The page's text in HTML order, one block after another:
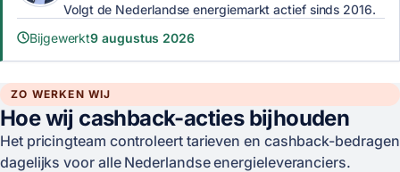
Volgt de Nederlandse energiemarkt actief sinds 2016.
Bijgewerkt9 augustus 2026
ZO WERKEN WIJ
Hoe wij cashback-acties bijhouden
Het pricingteam controleert tarieven en cashback-bedragen
dagelijks voor alle Nederlandse energieleveranciers.